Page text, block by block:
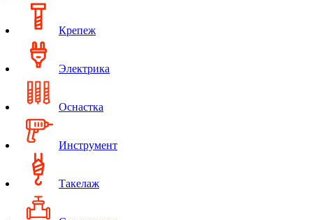
Крепеж
Электрика
Оснастка
Инструмент
Такелаж